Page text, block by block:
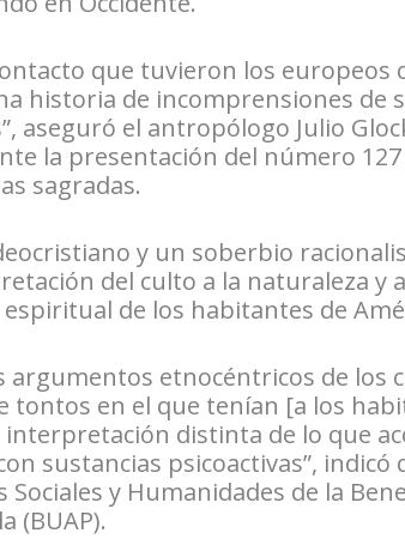
que tuvieron los europeos
historia de incomprensiones de
aseguró el antropólogo Julio
la presentación del número
sagradas.
y un soberbio
del culto a la naturaleza y
de los habitantes de
argumentos etnocéntricos de los
tontos en el que tenían [a los
distinta de lo que
sustancias psicoactivas”,
Sociales y Humanidades de la
(BUAP).